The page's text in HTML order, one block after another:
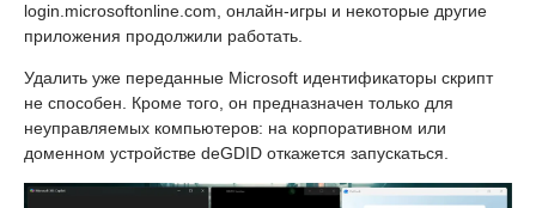
login.microsoftonline.com, онлайн-игры и некоторые другие
приложения продолжили работать.
Удалить уже переданные Microsoft идентификаторы скрипт
не способен. Кроме того, он предназначен только для
неуправляемых компьютеров: на корпоративном или
доменном устройстве deGDID откажется запускаться.